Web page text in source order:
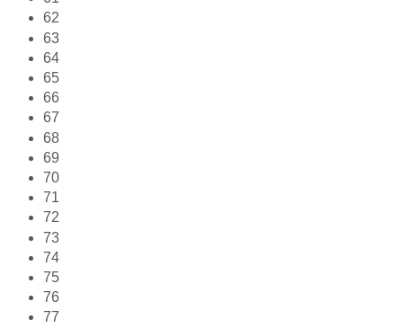
62
63
64
65
66
67
68
69
70
71
72
73
74
75
76
77